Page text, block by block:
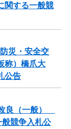
関する一般競
災・安全交
）橋爪大
公告
良（一般）
競争入札公